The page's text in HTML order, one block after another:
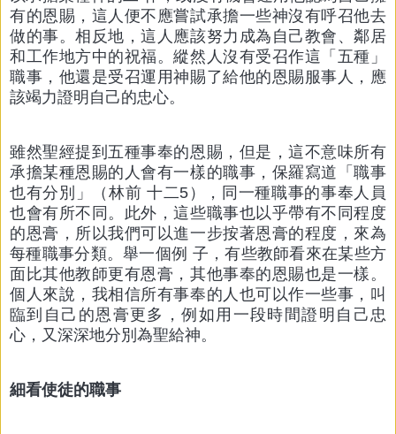
有的恩賜，這人便不應嘗試承擔一些神沒有呼召他去
做的事。相反地，這人應該努力成為自己教會、鄰居
和工作地方中的祝福。縱然人沒有受召作這「五種」
職事，他還是受召運用神賜了給他的恩賜服事人，應
該竭力證明自己的忠心。
雖然聖經提到五種事奉的恩賜，但是，這不意味所有
承擔某種恩賜的人會有一樣的職事，保羅寫道「職事
也有分別」（林前 十二5），同一種職事的事奉人員
也會有所不同。此外，這些職事也以乎帶有不同程度
的恩膏，所以我們可以進一步按著恩膏的程度，來為
每種職事分類。舉一個例 子，有些教師看來在某些方
面比其他教師更有恩膏，其他事奉的恩賜也是一樣。
個人來說，我相信所有事奉的人也可以作一些事，叫
臨到自己的恩膏更多，例如用一段時間證明自己忠
心，又深深地分別為聖給神。
細看使徒的職事